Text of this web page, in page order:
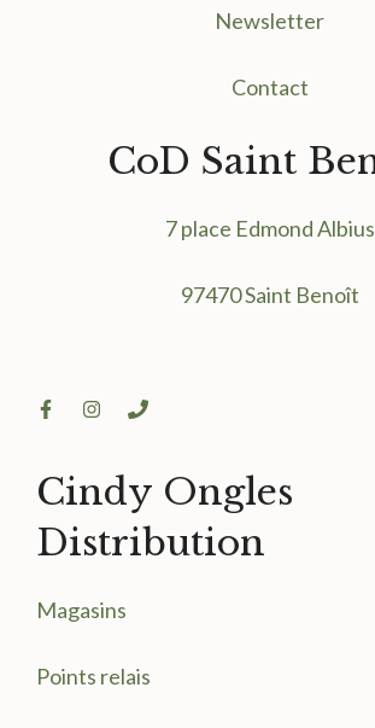
Newsletter
Contact
CoD Saint
7 place Edmond Albius
97470 Saint Benoît
Cindy Ongles
Distribution
Magasins
Points relais